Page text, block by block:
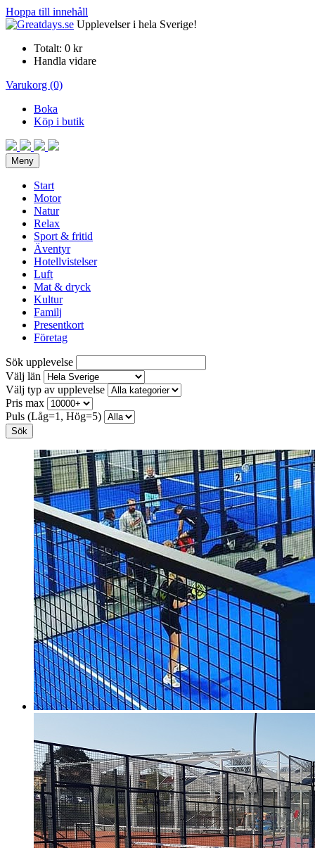
Hoppa till innehåll
Upplevelser i hela Sverige!
Totalt: 0 kr
Handla vidare
Varukorg (0)
Boka
Köp i butik
Meny
Start
Motor
Natur
Relax
Sport & fritid
Äventyr
Hotellvistelser
Luft
Mat & dryck
Kultur
Familj
Presentkort
Företag
Sök upplevelse
Välj län
Välj typ av upplevelse
Pris max
Puls (Låg=1, Hög=5)